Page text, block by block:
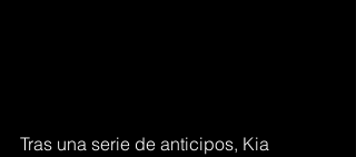
Tras una serie de anticipos, Kia